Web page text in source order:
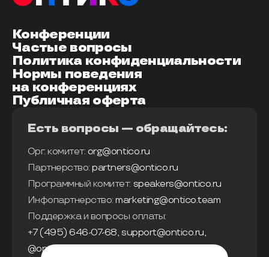
Конференции
Частые вопросы
Политика конфиденциальности
Нормы поведения
на конференциях
Публичная оферта
Есть вопросы — обращайтесь:
Орг. комитет: org@ontico.ru
Партнерство: partners@ontico.ru
Программный комитет: speakers@ontico.ru
Инфопартнерство: marketing@ontico.team
Поддержка и вопросы оплаты:
+7 (495) 646-07-68, support@ontico.ru,
@ontico_support